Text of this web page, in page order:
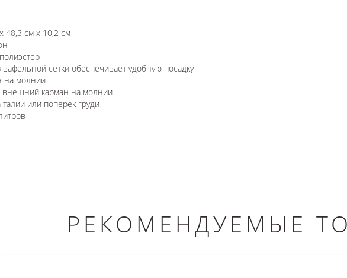
48,3 см х 10,2 см
сетки обеспечивает удобную посадку
на молнии
карман на молнии
или поперек груди
РЕКОМЕНДУЕМЫЕ